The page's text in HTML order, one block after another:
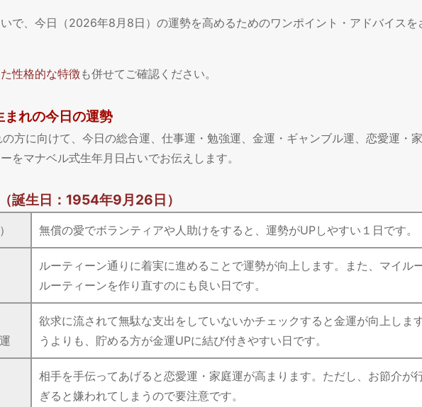
で、今日（2026年8月8日）の運勢を高めるためのワンポイント・アドバイスを
性格的な特徴も併せてご確認ください。
れの今日の運勢
方に向けて、今日の総合運、仕事運・勉強運、金運・ギャンブル運、恋愛運・家
をマナベル式生年月日占いでお伝えします。
誕生日：1954年9月26日）
無償の愛でボランティアや人助けをすると、運勢がUPしやすい１日です。
ルーティーン通りに着実に進めることで運勢が向上します。また、マイル
ルーティーンを作り直すのにも良い日です。
欲求に流されて無駄な支出をしていないかチェックすると金運が向上しま
うよりも、貯める方が金運UPに結び付きやすい日です。
相手を手伝ってあげると恋愛運・家庭運が高まります。ただし、お節介が
ぎると嫌われてしまうので要注意です。